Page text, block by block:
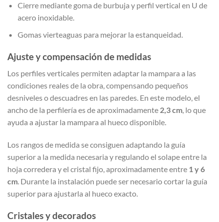
Cierre mediante goma de burbuja y perfil vertical en U de
acero inoxidable.
Gomas vierteaguas para mejorar la estanqueidad.
Ajuste y compensación de medidas
Los perfiles verticales permiten adaptar la mampara a las
condiciones reales de la obra, compensando pequeños
desniveles o descuadres en las paredes. En este modelo, el
ancho de la perfilería es de aproximadamente 2,3 cm, lo que
ayuda a ajustar la mampara al hueco disponible.
Los rangos de medida se consiguen adaptando la guía
superior a la medida necesaria y regulando el solape entre la
hoja corredera y el cristal fijo, aproximadamente entre 1 y 6
cm. Durante la instalación puede ser necesario cortar la guía
superior para ajustarla al hueco exacto.
Cristales y decorados